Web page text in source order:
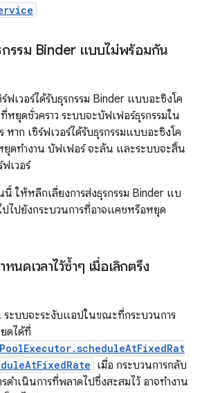
รรม Binder แบบไม่พร้อมกัน
ฟเวอร์ได้รับธุรกรรม Binder แบบอะซิงโค
หยุดชั่วคราว ระบบจะบัฟเฟอร์ธุรกรรมใน
าก เซิร์ฟเวอร์ได้รับธุรกรรมแบบอะซิงโค
ดทำงาน บัฟเฟอร์ จะล้น และระบบจะสิ้น
เวอร์
ให้หลีกเลี่ยงการส่งธุรกรรม Binder แบ
ไปยังกระบวนการที่อาจแคชหรือหยุด
นดเวลาไว้ซ้ำๆ เมื่อเลิกตรึง
ะบบจะระงับแอปในขณะที่กระบวนการ
ดได้ที่
เมื่อ กระบวนการกลับ
ดำเนินการที่พลาดไปซึ่งสะสมไว้ อาจทำงาน